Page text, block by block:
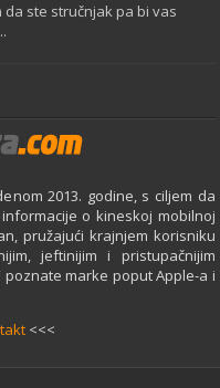
ste stručnjak pa bi vas
2013. godine, s ciljem da
o kineskoj mobilnoj
pružajući krajnjem korisniku
jeftinijim i pristupačnijim
marke poput Apple-a i
<<<